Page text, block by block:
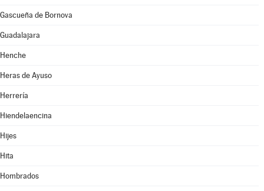
Gascueña de Bornova
Guadalajara
Henche
Heras de Ayuso
Herrería
Hiendelaencina
Hijes
Hita
Hombrados